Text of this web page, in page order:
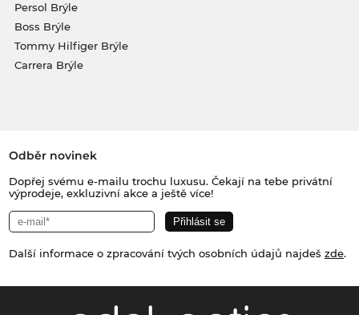
Persol Brýle
Boss Brýle
Tommy Hilfiger Brýle
Carrera Brýle
Odběr novinek
Dopřej svému e-mailu trochu luxusu. Čekají na tebe privátní
výprodeje, exkluzivní akce a ještě více!
Další informace o zpracování tvých osobních údajů najdeš zde.